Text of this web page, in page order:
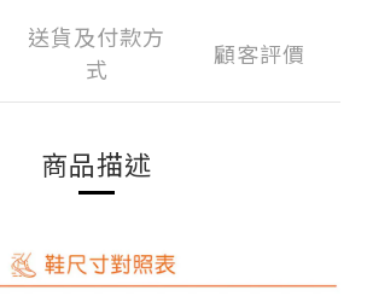
送貨及付款方
式
顧客評價
商品描述